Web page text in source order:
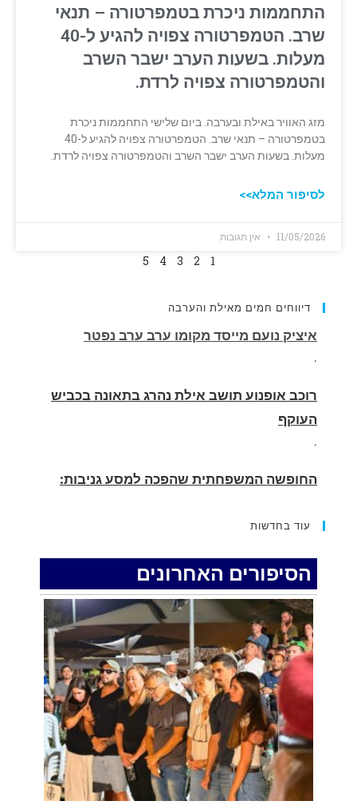
התחממות ניכרת בטמפרטורה – תנאי
שרב. הטמפרטורה צפויה להגיע ל-40
מעלות. בשעות הערב ישבר השרב
והטמפרטורה צפויה לרדת.
מזג האוויר באילת ובערבה. ביום שלישי התחממות ניכרת
בטמפרטורה – תנאי שרב. הטמפרטורה צפויה להגיע ל-40
מעלות. בשעות הערב ישבר השרב והטמפרטורה צפויה לרדת.
לסיפור המלא>>
11/05/2026 אין תגובות
1
2
3
4
5
דיווחים חמים מאילת והערבה
רוכב אופנוע תושב אילת נהרג בתאונה בכביש
.
החופשה המשפחתית שהפכה למסע גניבות:
ילדיהם יצאו למסע גניבות באילת.
סיני
.
רכב התנגש במעקה בטיחות בכביש 90 בסמוך
לעין חצבה. פצועים
איציק נועם מייסד מקומו ערב ערב נפטר
עוד בחדשות
הסיפורים האחרונים